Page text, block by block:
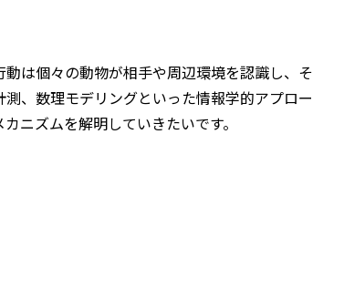
は個々の動物が相手や周辺環境を認識し、そ
、数理モデリングといった情報学的アプロー
ニズムを解明していきたいです。